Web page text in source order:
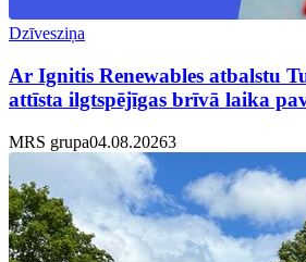
Dzīvesziņa
Ar Ignitis Renewables atbalstu
attīsta ilgtspējīgas brīvā laika
MRS grupa04.08.20263